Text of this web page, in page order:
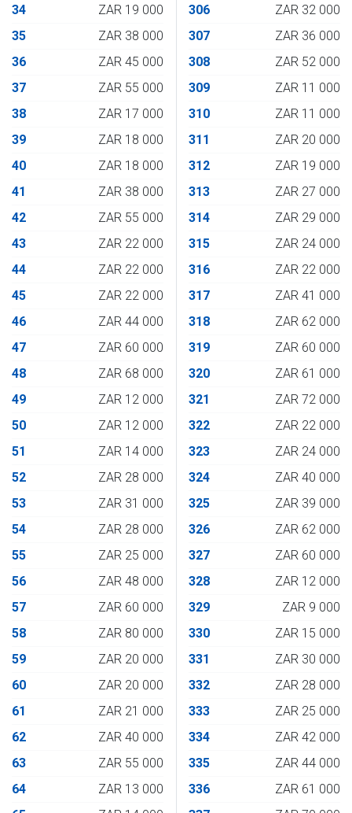
34
ZAR 19 000
35
ZAR 38 000
36
ZAR 45 000
37
ZAR 55 000
38
ZAR 17 000
39
ZAR 18 000
40
ZAR 18 000
41
ZAR 38 000
42
ZAR 55 000
43
ZAR 22 000
44
ZAR 22 000
45
ZAR 22 000
46
ZAR 44 000
47
ZAR 60 000
48
ZAR 68 000
49
ZAR 12 000
50
ZAR 12 000
51
ZAR 14 000
52
ZAR 28 000
53
ZAR 31 000
54
ZAR 28 000
55
ZAR 25 000
56
ZAR 48 000
57
ZAR 60 000
58
ZAR 80 000
59
ZAR 20 000
60
ZAR 20 000
61
ZAR 21 000
62
ZAR 40 000
63
ZAR 55 000
64
ZAR 13 000
306
ZAR 32 000
307
ZAR 36 000
308
ZAR 52 000
309
ZAR 11 000
310
ZAR 11 000
311
ZAR 20 000
312
ZAR 19 000
313
ZAR 27 000
314
ZAR 29 000
315
ZAR 24 000
316
ZAR 22 000
317
ZAR 41 000
318
ZAR 62 000
319
ZAR 60 000
320
ZAR 61 000
321
ZAR 72 000
322
ZAR 22 000
323
ZAR 24 000
324
ZAR 40 000
325
ZAR 39 000
326
ZAR 62 000
327
ZAR 60 000
328
ZAR 12 000
329
ZAR 9 000
330
ZAR 15 000
331
ZAR 30 000
332
ZAR 28 000
333
ZAR 25 000
334
ZAR 42 000
335
ZAR 44 000
336
ZAR 61 000